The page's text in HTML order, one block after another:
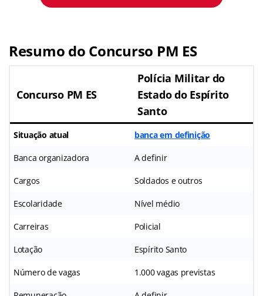
Resumo do Concurso PM ES
Concurso PM ES
Polícia Militar do
Estado do Espírito
Santo
Situação atual banca em definição
Banca organizadora A definir
Cargos Soldados e outros
Escolaridade Nível médio
Carreiras Policial
Lotação Espírito Santo
Número de vagas 1.000 vagas previstas